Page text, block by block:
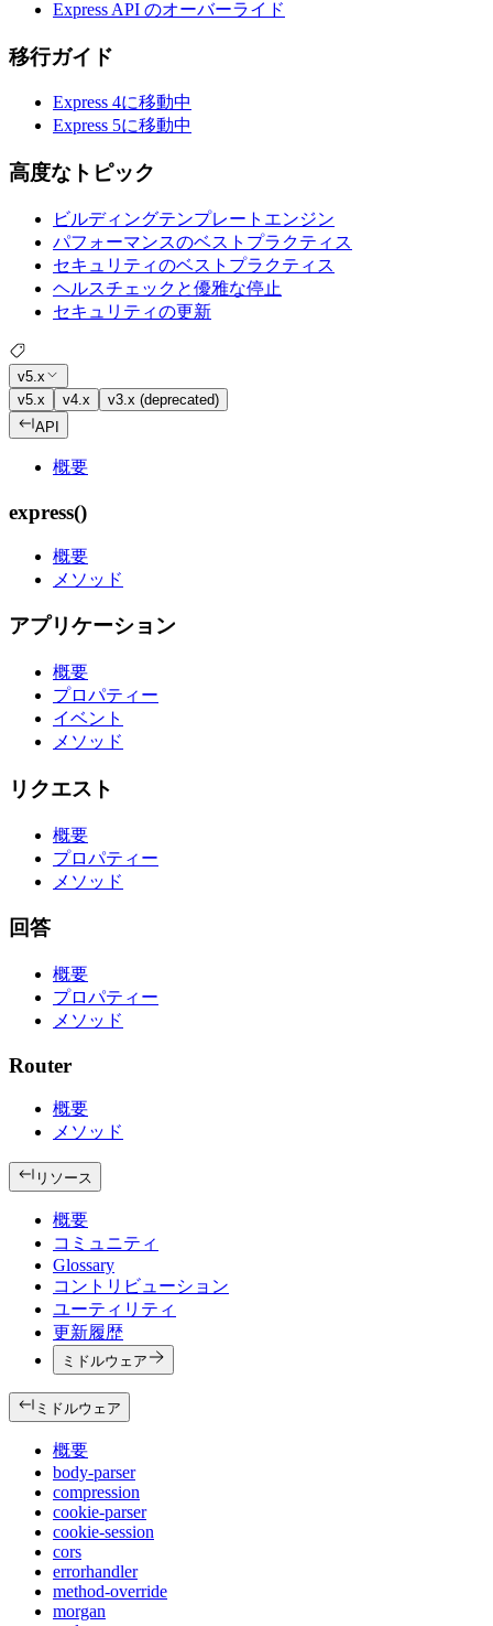
Express API のオーバーライド
移行ガイド
Express 4に移動中
Express 5に移動中
高度なトピック
ビルディングテンプレートエンジン
パフォーマンスのベストプラクティス
セキュリティのベストプラクティス
ヘルスチェックと優雅な停止
セキュリティの更新
v5.x
v5.x
v4.x
v3.x (deprecated)
API
概要
express()
概要
メソッド
アプリケーション
概要
プロパティー
イベント
メソッド
リクエスト
概要
プロパティー
メソッド
回答
概要
プロパティー
メソッド
Router
概要
メソッド
リソース
概要
コミュニティ
Glossary
コントリビューション
ユーティリティ
更新履歴
ミドルウェア
ミドルウェア
概要
body-parser
compression
cookie-parser
cookie-session
cors
errorhandler
method-override
morgan